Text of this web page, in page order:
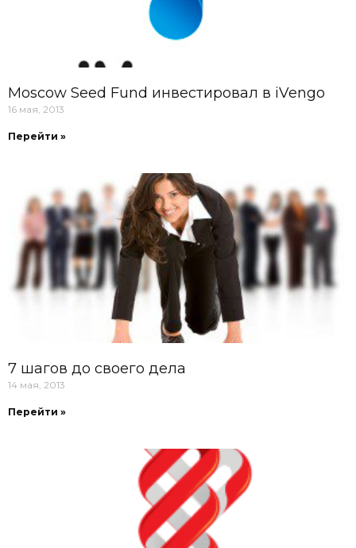
Moscow Seed Fund инвестировал в iVengo
16 мая, 2013
Перейти »
7 шагов до своего дела
14 мая, 2013
Перейти »